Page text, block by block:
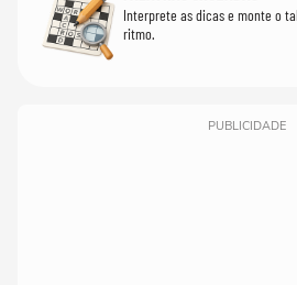
Interprete as dicas e monte o
ritmo.
PUBLICIDADE